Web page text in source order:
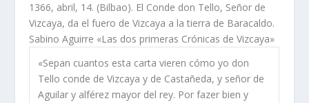
1366, abril, 14. (Bilbao). El Conde don Tello, Señor de
Vizcaya, da el fuero de Vizcaya a la tierra de Baracaldo.
Sabino Aguirre «Las dos primeras Crónicas de Vizcaya»
«Sepan cuantos esta carta vieren cómo yo don
Tello conde de Vizcaya y de Castañeda, y señor de
Aguilar y alférez mayor del rey. Por fazer bien y